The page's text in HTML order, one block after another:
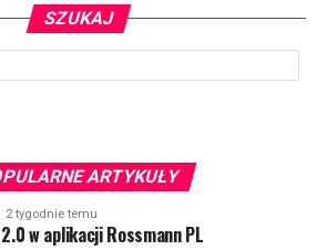
SZUKAJ
ARTYKUŁY
2 tygodnie temu
w aplikacji Rossmann PL